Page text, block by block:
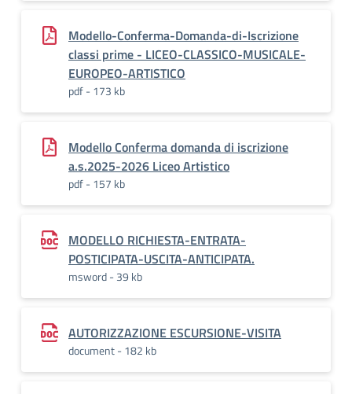
Modello-Conferma-Domanda-di-Iscrizione
classi prime - LICEO-CLASSICO-MUSICALE-
EUROPEO-ARTISTICO
pdf - 173 kb
Modello Conferma domanda di iscrizione
a.s.2025-2026 Liceo Artistico
pdf - 157 kb
MODELLO RICHIESTA-ENTRATA-
POSTICIPATA-USCITA-ANTICIPATA.
msword - 39 kb
AUTORIZZAZIONE ESCURSIONE-VISITA
document - 182 kb